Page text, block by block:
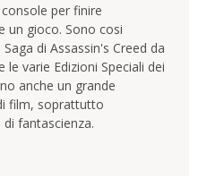
per finire
un gioco. Sono cosi
di Assassin's Creed da
le varie Edizioni Speciali dei
anche un grande
film, soprattutto
fantascienza.